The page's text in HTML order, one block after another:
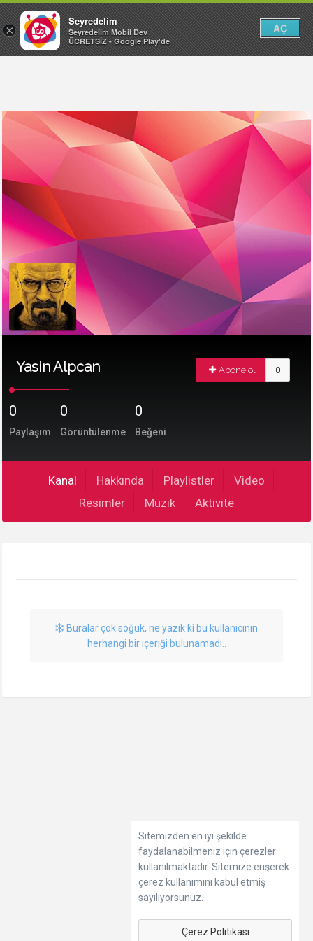
Yasin Alpcan Abone ol 0
0
Paylaşım
0
Görüntülenme
0
Beğeni
Kanal Hakkında Playlistler
Video
Resimler
Müzik Aktivite
Buralar çok soğuk, ne yazık ki bu kullanıcının
herhangi bir içeriği bulunamadı..
Sitemizden en iyi şekilde
faydalanabilmeniz için çerezler
kullanılmaktadır. Sitemize erişerek
çerez kullanımını kabul etmiş
sayılıyorsunuz.
Çerez Politikası
×
Seyredelim
Seyredelim Mobil Dev
ÜCRETSİZ - Google Play'de
AÇ